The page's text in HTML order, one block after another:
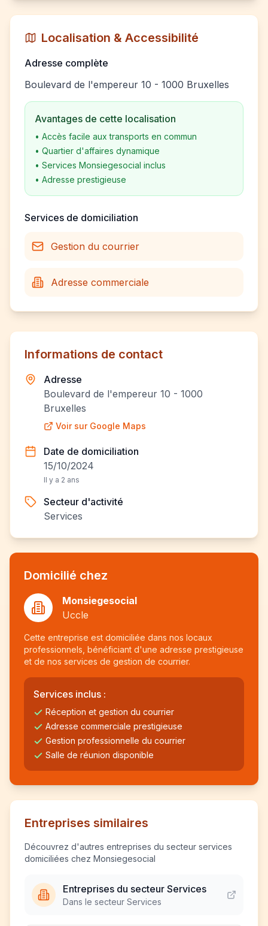
Localisation & Accessibilité
Adresse complète
Boulevard de l'empereur 10 - 1000 Bruxelles
Avantages de cette localisation
• Accès facile aux transports en commun
• Quartier d'affaires dynamique
• Services Monsiegesocial inclus
• Adresse prestigieuse
Services de domiciliation
Gestion du courrier
Adresse commerciale
Informations de contact
Adresse
Boulevard de l'empereur 10 - 1000
Bruxelles
Voir sur Google Maps
Date de domiciliation
15/10/2024
Il y a 2 ans
Secteur d'activité
Services
Domicilié chez
Monsiegesocial
Uccle
Cette entreprise est domiciliée dans nos locaux
professionnels, bénéficiant d'une adresse prestigieuse
et de nos services de gestion de courrier.
Services inclus :
Réception et gestion du courrier
Adresse commerciale prestigieuse
Gestion professionnelle du courrier
Salle de réunion disponible
Entreprises similaires
Découvrez d'autres entreprises du secteur services
domiciliées chez Monsiegesocial
Entreprises du secteur Services
Dans le secteur Services